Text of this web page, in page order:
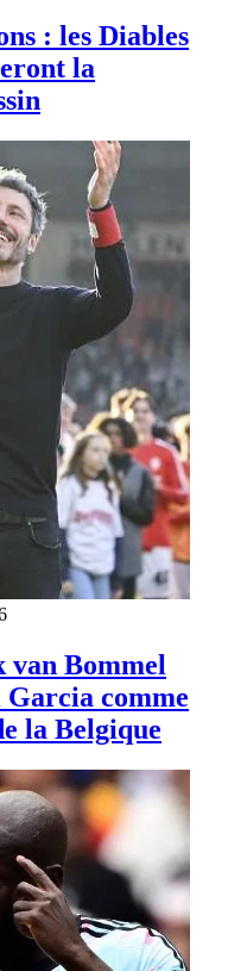
: les Diables
la
Bommel
Garcia comme
la Belgique